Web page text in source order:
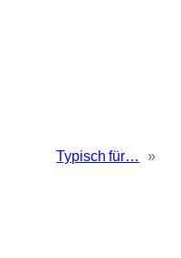
Typisch für… »